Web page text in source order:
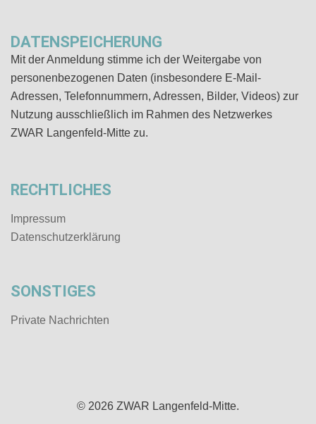
DATENSPEICHERUNG
Mit der Anmeldung stimme ich der Weitergabe von
personenbezogenen Daten (insbesondere E-Mail-
Adressen, Telefonnummern, Adressen, Bilder, Videos) zur
Nutzung ausschließlich im Rahmen des Netzwerkes
ZWAR Langenfeld-Mitte zu.
RECHTLICHES
Impressum
Datenschutz­erklärung
SONSTIGES
Private Nachrichten
© 2026 ZWAR Langenfeld-Mitte.